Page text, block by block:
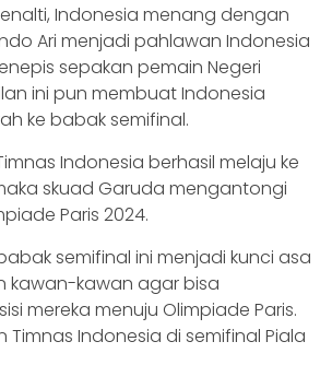
Indonesia menang dengan
Ari menjadi pahlawan Indonesia
sepakan pemain Negeri
ini pun membuat Indonesia
ke babak semifinal.
Indonesia berhasil melaju ke
skuad Garuda mengantongi
Paris 2024.
semifinal ini menjadi kunci asa
kawan-kawan agar bisa
mereka menuju Olimpiade Paris.
Timnas Indonesia di semifinal Piala